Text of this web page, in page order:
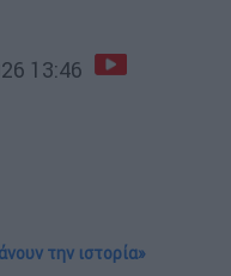
13:46
την ιστορία»